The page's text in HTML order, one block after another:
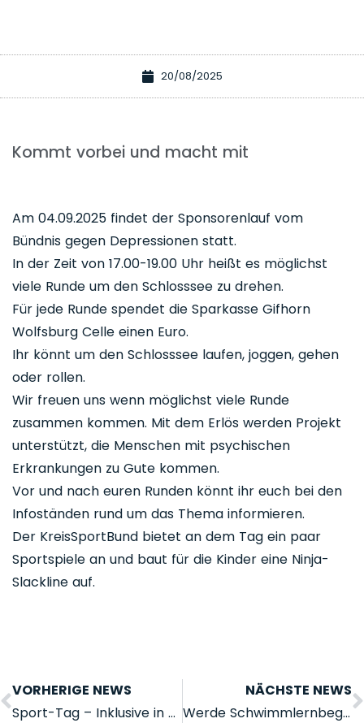
20/08/2025
Kommt vorbei und macht mit
Am 04.09.2025 findet der Sponsorenlauf vom
Bündnis gegen Depressionen statt.
In der Zeit von 17.00-19.00 Uhr heißt es möglichst
viele Runde um den Schlosssee zu drehen.
Für jede Runde spendet die Sparkasse Gifhorn
Wolfsburg Celle einen Euro.
Ihr könnt um den Schlosssee laufen, joggen, gehen
oder rollen.
Wir freuen uns wenn möglichst viele Runde
zusammen kommen. Mit dem Erlös werden Projekt
unterstützt, die Menschen mit psychischen
Erkrankungen zu Gute kommen.
Vor und nach euren Runden könnt ihr euch bei den
Infoständen rund um das Thema informieren.
Der KreisSportBund bietet an dem Tag ein paar
Sportspiele an und baut für die Kinder eine Ninja-
Slackline auf.
VORHERIGE NEWS
Sport-Tag – Inklusive in Gifhorn
NÄCHSTE NEWS
Werde Schwimmlernbegleiter*in